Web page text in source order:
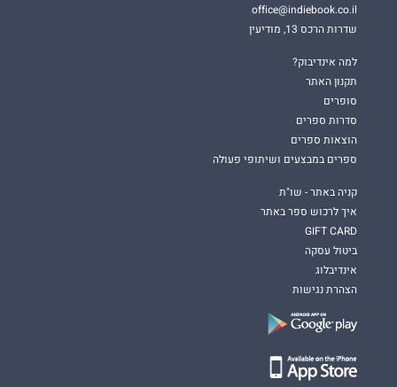
office@indiebook.co.il
שדרות הרכס 13, מודיעין
למה אינדיבוק?
תקנון האתר
סופרים
סדרות ספרים
הוצאות ספרים
ספרים במבצעים ושיתופי פעולה
קניה באתר - שו"ת
איך לרכוש ספר באתר
GIFT CARD
ביטול עסקה
אינדיבלוג
הצהרת נגישות